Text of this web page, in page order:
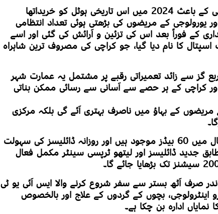
ایس آئی یو ٹی نے جگہ کی شدید کمی کے باعث 2024 میں اس تاریخی ہوٹل کو خریداتھا
کے مریضوں کی بڑھتی ہوئی تعداد انتظامی
کے فوراً بعد اس کی تزئین و آرائش کی گئی اور اسے
کا نام دیا گیا، جو کراچی کی مصروف ترین شاہراہ
گز رقبے اور 47 ہزار مربع گز سے زائد تعمیراتی رقبے پر مشتمل یہ عمارت شہر
کراچی کے ہر حصے سے آسانی سے رسائی ممکن بناتی
کے بہاؤ میں ناصرف بہتری آئے گی بلکہ مرکزی
فی الحال ایس آئی یو ٹی ٹرسٹ اسپتال میں 60 بیڈز موجود ہیں اور روزانہ ڈائلیسز کی سہولت
جدید ڈائلیسز اور لیتھو ٹرپسی سینٹر مکمل فعال
اندر صرف آٹھ بستر سے سفر شروع کرنے والا ایس آئی یو ٹی
اینٹرولوجی، بچوں کے گردوں کے علاج اور بالخصوص
ادارہ بن چکا ہے۔